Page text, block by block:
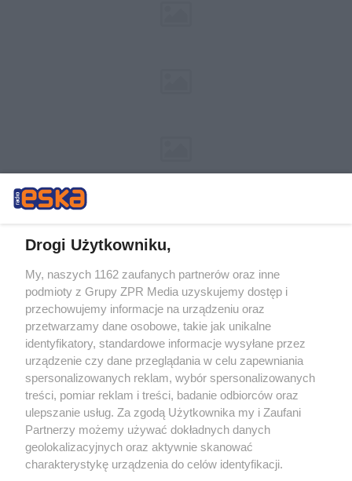
Żaden utwór zamieszczony w serwisie nie może być powielany i
rozpowszechniany lub dalej rozpowszechniany w jakikolwiek sposób (w
tym także elektroniczny lub mechaniczny) na jakimkolwiek polu
eksploatacji w jakiejkolwiek formie, włącznie z umieszczaniem w
Internecie bez pisemnej zgody właściciela praw. Jakiekolwiek użycie lub
wykorzystanie utworów w całości lub w części z naruszeniem prawa,
tzn. bez właściwej zgody, jest zabronione pod groźbą kary i może być
ścigane prawnie.
Drogi Użytkowniku,
My, naszych 1162 zaufanych partnerów oraz inne
podmioty z Grupy ZPR Media uzyskujemy dostęp i
przechowujemy informacje na urządzeniu oraz
przetwarzamy dane osobowe, takie jak unikalne
identyfikatory, standardowe informacje wysyłane przez
urządzenie czy dane przeglądania w celu zapewniania
spersonalizowanych reklam, wybór spersonalizowanych
treści, pomiar reklam i treści, badanie odbiorców oraz
ulepszanie usług. Za zgodą Użytkownika my i Zaufani
Partnerzy możemy używać dokładnych danych
geolokalizacyjnych oraz aktywnie skanować
charakterystykę urządzenia do celów identyfikacji.